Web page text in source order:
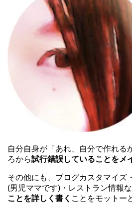
自分自身が「あれ、自分で作れる
ろから試行錯誤していることをメ
その他にも、ブログカスタマイズ
(男児ママです)・レストラン情報
ことを詳しく書く ことをモットー